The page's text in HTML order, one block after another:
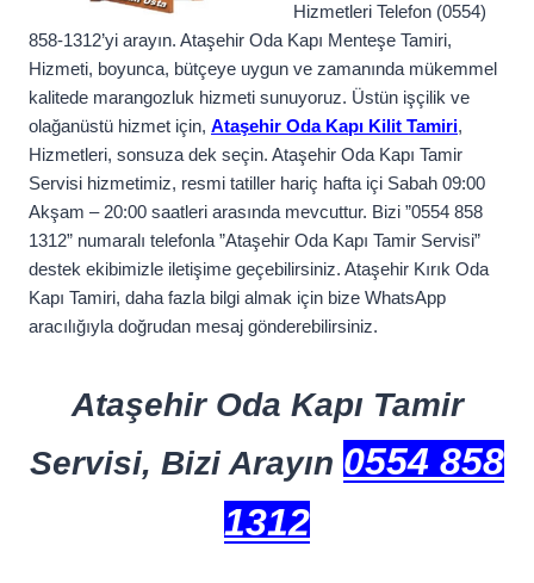
Hizmetleri Telefon (0554)
858-1312’yi arayın. Ataşehir Oda Kapı Menteşe Tamiri,
Hizmeti, boyunca, bütçeye uygun ve zamanında mükemmel
kalitede marangozluk hizmeti sunuyoruz. Üstün işçilik ve
olağanüstü hizmet için, Ataşehir Oda Kapı Kilit Tamiri,
Hizmetleri, sonsuza dek seçin. Ataşehir Oda Kapı Tamir
Servisi hizmetimiz, resmi tatiller hariç hafta içi Sabah 09:00
Akşam – 20:00 saatleri arasında mevcuttur. Bizi ”0554 858
1312” numaralı telefonla ”Ataşehir Oda Kapı Tamir Servisi”
destek ekibimizle iletişime geçebilirsiniz. Ataşehir Kırık Oda
Kapı Tamiri, daha fazla bilgi almak için bize WhatsApp
aracılığıyla doğrudan mesaj gönderebilirsiniz.
Ataşehir Oda Kapı Tamir
Servisi, Bizi Arayın 0554 858
1312